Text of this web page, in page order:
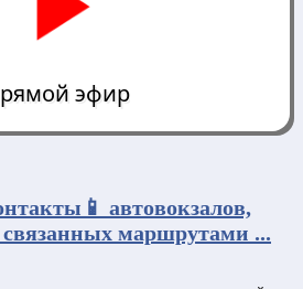
эфир
автовокзалов,
связанных маршрутами ...